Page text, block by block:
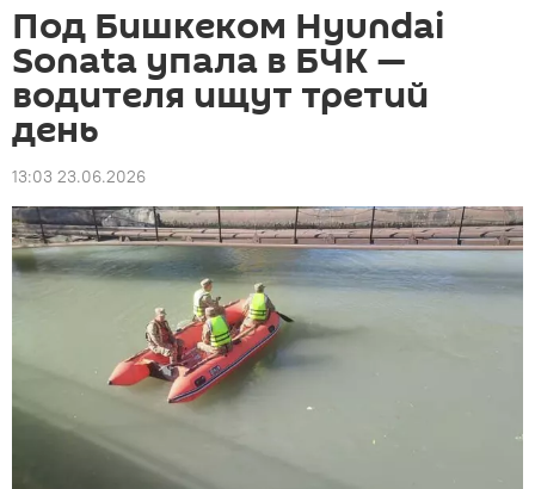
Под Бишкеком Hyundai
Sonata упала в БЧК —
водителя ищут третий
день
13:03 23.06.2026